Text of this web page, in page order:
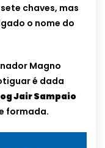
chaves, mas
o nome do
Magno
é dada
Jair Sampaio
formada.